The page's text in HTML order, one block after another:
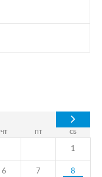
ЧТ СБ
1
6 7 8